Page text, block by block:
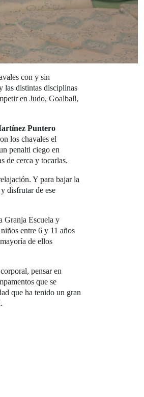
con y sin
las distintas disciplinas
en Judo, Goalball,
Puntero
los chavales el
penalti ciego en
de cerca y tocarlas.
Y para bajar la
disfrutar de ese
Granja Escuela y
entre 6 y 11 años
de ellos
pensar en
que se
que ha tenido un gran